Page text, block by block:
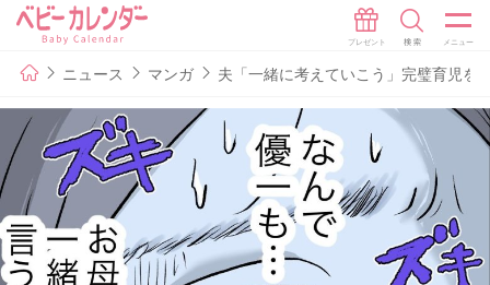
ニュース マンガ 夫「一緒に考えていこう」完璧育児